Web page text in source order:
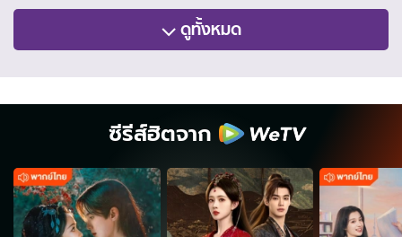
ดูทั้งหมด
ซีรีส์ฮิตจาก